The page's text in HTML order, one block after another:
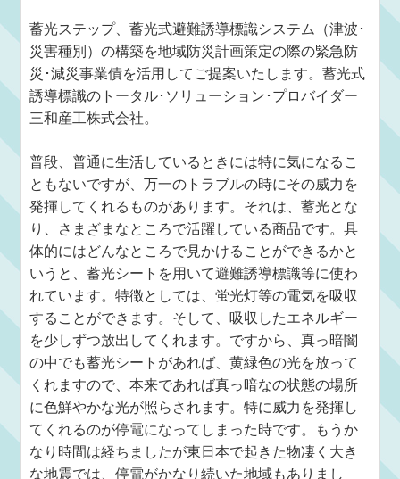
蓄光ステップ、蓄光式避難誘導標識システム（津波･
災害種別）の構築を地域防災計画策定の際の緊急防
災･減災事業債を活用してご提案いたします。蓄光式
誘導標識のトータル･ソリューション･プロバイダー
三和産工株式会社。
普段、普通に生活しているときには特に気になるこ
ともないですが、万一のトラブルの時にその威力を
発揮してくれるものがあります。それは、蓄光とな
り、さまざまなところで活躍している商品です。具
体的にはどんなところで見かけることができるかと
いうと、蓄光シートを用いて避難誘導標識等に使わ
れています。特徴としては、蛍光灯等の電気を吸収
することができます。そして、吸収したエネルギー
を少しずつ放出してくれます。ですから、真っ暗闇
の中でも蓄光シートがあれば、黄緑色の光を放って
くれますので、本来であれば真っ暗なの状態の場所
に色鮮やかな光が照らされます。特に威力を発揮し
てくれるのが停電になってしまった時です。もうか
なり時間は経ちましたが東日本で起きた物凄く大き
な地震では、停電がかなり続いた地域もありまし